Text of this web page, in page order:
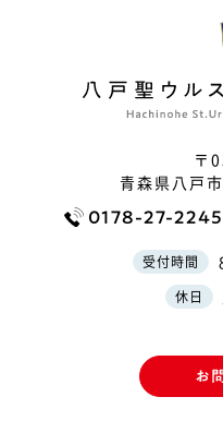
〒
青森県八戸
0178-27-2245
受付時間
休日
お